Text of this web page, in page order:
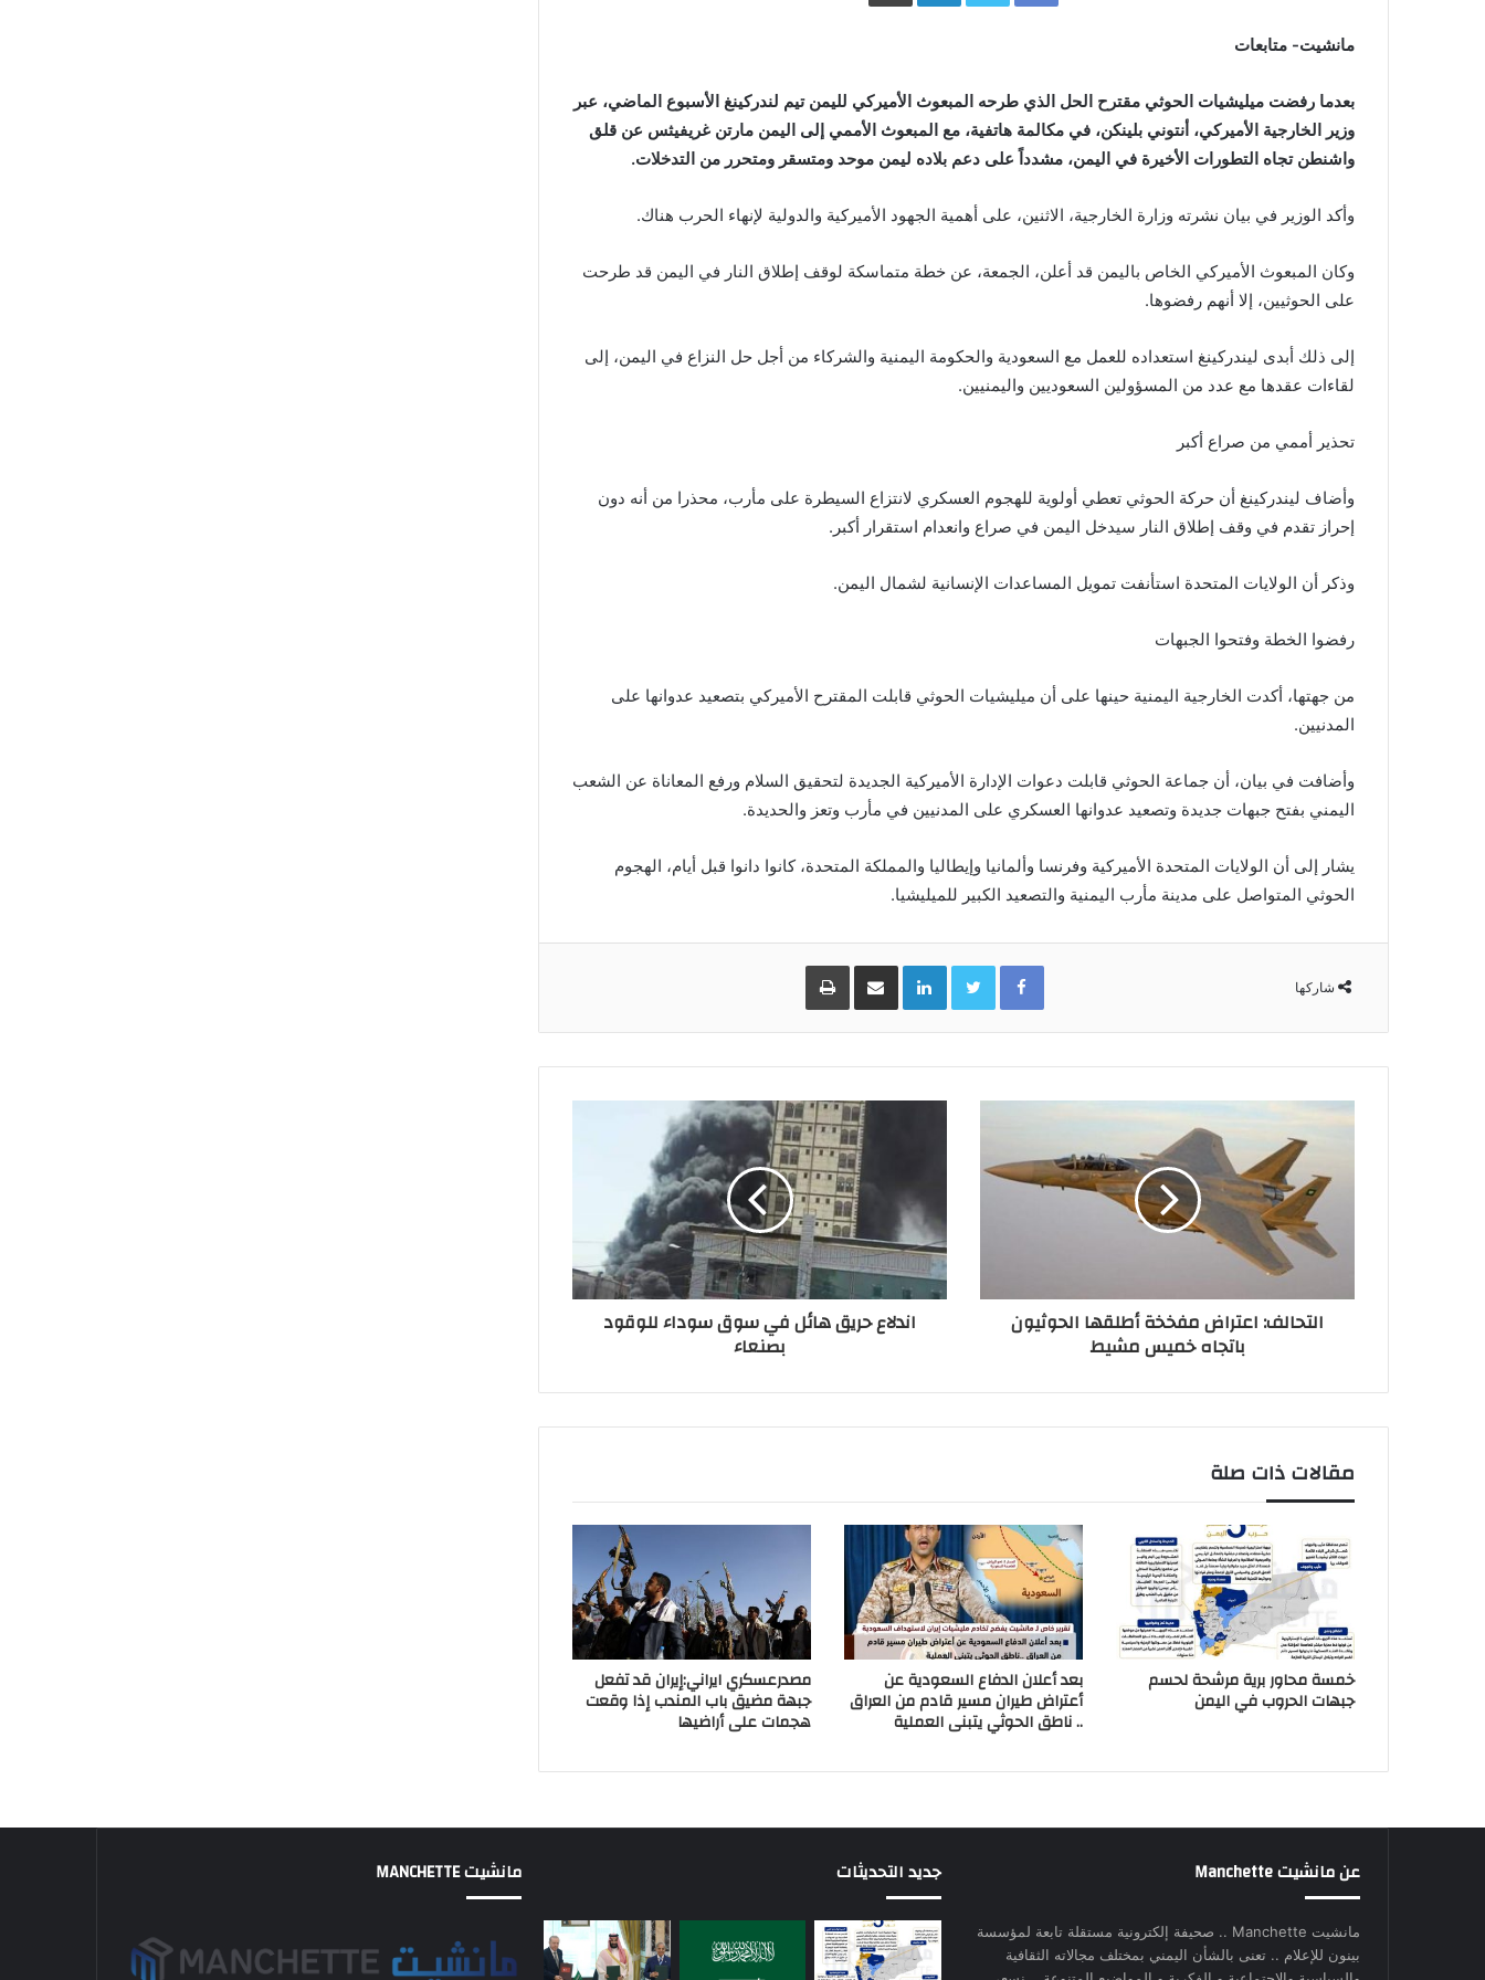
مانشيت- متابعات
بعدما رفضت ميليشيات الحوثي مقترح الحل الذي طرحه المبعوث الأميركي لليمن تيم لندركينغ الأسبوع الماضي، عبر
وزير الخارجية الأميركي، أنتوني بلينكن، في مكالمة هاتفية، مع المبعوث الأممي إلى اليمن مارتن غريفيثس عن قلق
واشنطن تجاه التطورات الأخيرة في اليمن، مشدداً على دعم بلاده ليمن موحد ومتسقر ومتحرر من التدخلات.
وأكد الوزير في بيان نشرته وزارة الخارجية، الاثنين، على أهمية الجهود الأميركية والدولية لإنهاء الحرب هناك.
وكان المبعوث الأميركي الخاص باليمن قد أعلن، الجمعة، عن خطة متماسكة لوقف إطلاق النار في اليمن قد طرحت
على الحوثيين، إلا أنهم رفضوها.
إلى ذلك أبدى ليندركينغ استعداده للعمل مع السعودية والحكومة اليمنية والشركاء من أجل حل النزاع في اليمن، إلى
لقاءات عقدها مع عدد من المسؤولين السعوديين واليمنيين.
تحذير أممي من صراع أكبر
وأضاف ليندركينغ أن حركة الحوثي تعطي أولوية للهجوم العسكري لانتزاع السيطرة على مأرب، محذرا من أنه دون
إحراز تقدم في وقف إطلاق النار سيدخل اليمن في صراع وانعدام استقرار أكبر.
وذكر أن الولايات المتحدة استأنفت تمويل المساعدات الإنسانية لشمال اليمن.
رفضوا الخطة وفتحوا الجبهات
من جهتها، أكدت الخارجية اليمنية حينها على أن ميليشيات الحوثي قابلت المقترح الأميركي بتصعيد عدوانها على
المدنيين.
وأضافت في بيان، أن جماعة الحوثي قابلت دعوات الإدارة الأميركية الجديدة لتحقيق السلام ورفع المعاناة عن الشعب
اليمني بفتح جبهات جديدة وتصعيد عدوانها العسكري على المدنيين في مأرب وتعز والحديدة.
يشار إلى أن الولايات المتحدة الأميركية وفرنسا وألمانيا وإيطاليا والمملكة المتحدة، كانوا دانوا قبل أيام، الهجوم
الحوثي المتواصل على مدينة مأرب اليمنية والتصعيد الكبير للميليشيا.
شاركها
Facebook
Twitter
LinkedInمشاركة عبر البريد طباعة
التحالف: اعتراض مفخخة أطلقها الحوثيون
باتجاه خميس مشيط
اندلاع حريق هائل في سوق سوداء للوقود
بصنعاء
مقالات ذات صلة
خمسة محاور برية مرشحة لحسم
جبهات الحروب في اليمن
بعد أعلان الدفاع السعودية عن
أعتراض طيران مسير قادم من العراق
.. ناطق الحوثي يتبنى العملية
مصدرعسكري ايراني:إيران قد تفعل
جبهة مضيق باب المندب إذا وقعت
هجمات على أراضيها
عن مانشيت Manchette
مانشيت Manchette .. صحيفة إلكترونية مستقلة تابعة لمؤسسة
بينون للإعلام .. تعنى بالشأن اليمني بمختلف مجالاته الثقافية
جديد التحديثات مانشيت MANCHETTE